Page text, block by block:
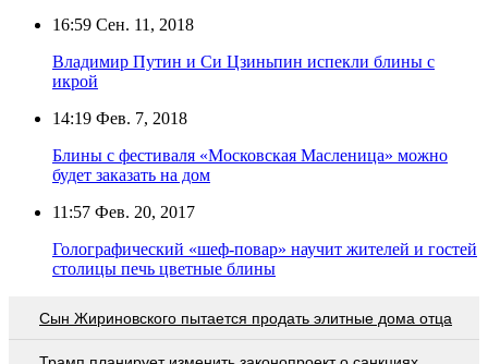
16:59 Сен. 11, 2018
Владимир Путин и Си Цзиньпин испекли блины с
икрой
14:19 Фев. 7, 2018
Блины с фестиваля «Московская Масленица» можно
будет заказать на дом
11:57 Фев. 20, 2017
Голографический «шеф-повар» научит жителей и гостей
столицы печь цветные блины
Сын Жириновского пытается продать элитные дома отца